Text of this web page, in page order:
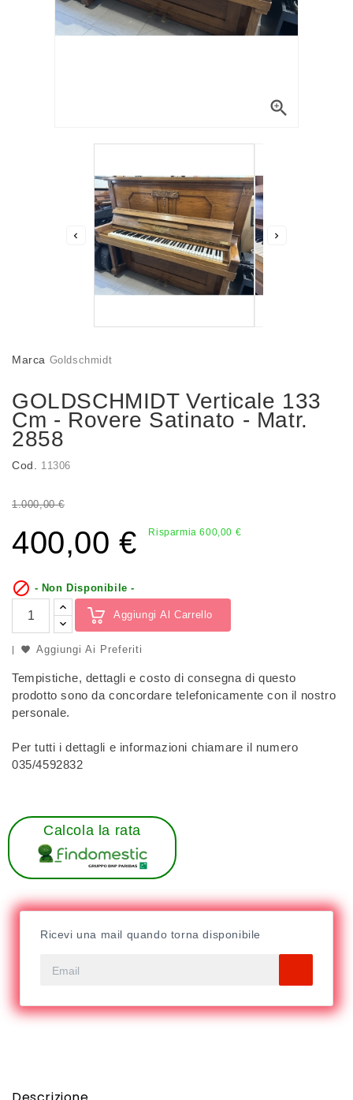

 
Marca Goldschmidt
GOLDSCHMIDT Verticale 133
Cm - Rovere Satinato - Matr.
2858
Cod. 11306
1.000,00 €
400,00 € Risparmia 600,00 €
 - Non Disponibile -
Aggiungi Al Carrello
Aggiungi Ai Preferiti
Tempistiche, dettagli e costo di consegna di questo
prodotto sono da concordare telefonicamente con il nostro
personale.
Per tutti i dettagli e informazioni chiamare il numero
035/4592832
Calcola la rata
Ricevi una mail quando torna disponibile